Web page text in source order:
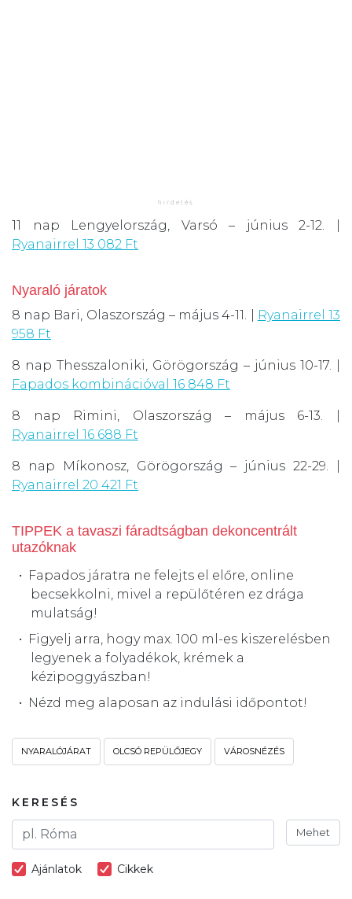
11 nap Lengyelország, Varsó – június 2-12. |
Ryanairrel 13 082 Ft
Nyaraló járatok
8 nap Bari, Olaszország – május 4-11. |
Ryanairrel 13
958 Ft
8 nap Thesszaloniki, Görögország – június 10-17. |
Fapados kombinációval 16 848 Ft
8 nap Rimini, Olaszország – május 6-13. |
Ryanairrel 16 688 Ft
8 nap Míkonosz, Görögország – június 22-29. |
Ryanairrel 20 421 Ft
TIPPEK a tavaszi fáradtságban dekoncentrált
utazóknak
Fapados járatra ne felejts el előre, online
becsekkolni, mivel a repülőtéren ez drága
mulatság!
Figyelj arra, hogy max. 100 ml-es kiszerelésben
legyenek a folyadékok, krémek a
kézipoggyászban!
Nézd meg alaposan az indulási időpontot!
NYARALÓJÁRAT OLCSÓ REPÜLŐJEGY VÁROSNÉZÉS
KERESÉS
Mehet
Ajánlatok Cikkek